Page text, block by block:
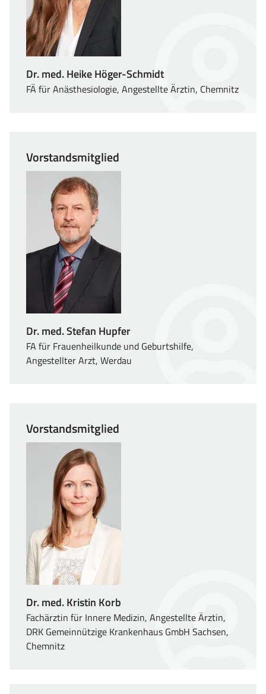
Dr. med. Heike Höger-Schmidt
FÄ für Anästhesiologie, Angestellte Ärztin, Chemnitz
Vorstandsmitglied
Dr. med. Stefan Hupfer
FA für Frauenheilkunde und Geburtshilfe,
Angestellter Arzt, Werdau
Vorstandsmitglied
Dr. med. Kristin Korb
Fachärztin für Innere Medizin, Angestellte Ärztin,
DRK Gemeinnützige Krankenhaus GmbH Sachsen,
Chemnitz